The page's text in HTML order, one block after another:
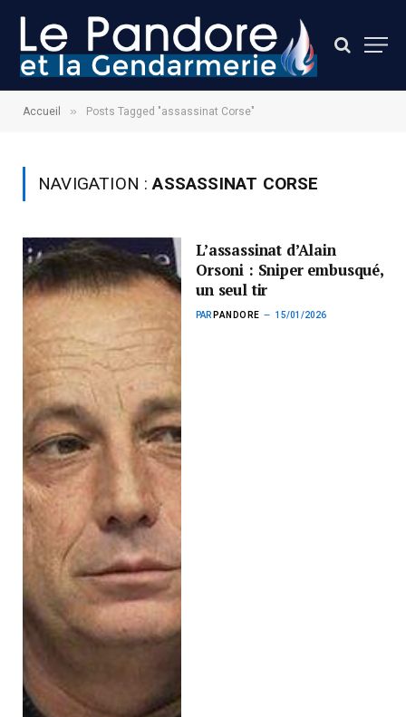
Accueil » Posts Tagged "assassinat Corse"
NAVIGATION :ASSASSINAT CORSE
L’assassinat d’Alain
Orsoni : Sniper embusqué,
un seul tir
PAR PANDORE 15/01/2026